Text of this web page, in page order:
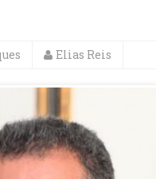
Elias Reis